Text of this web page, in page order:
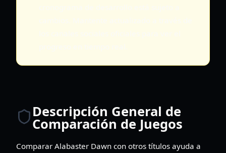
Descripción General de
Comparación de Juegos
Comparar Alabaster Dawn con otros títulos ayuda a